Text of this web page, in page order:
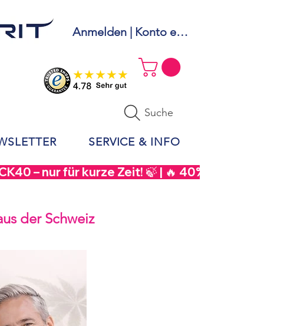
Anmelden | Konto erstellen
Suche
SERVICE & INFO
– nur für kurze Zeit! 🍃 | 🔥 40% Rabatt auf
der Schweiz